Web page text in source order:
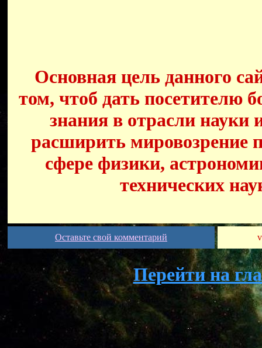
Основная цель данного
том, чтоб дать посетителю
знания в отрасли науки
расширить мировозрение
сфере физики,
технических
Оставьте свой комментарий
Перейти на